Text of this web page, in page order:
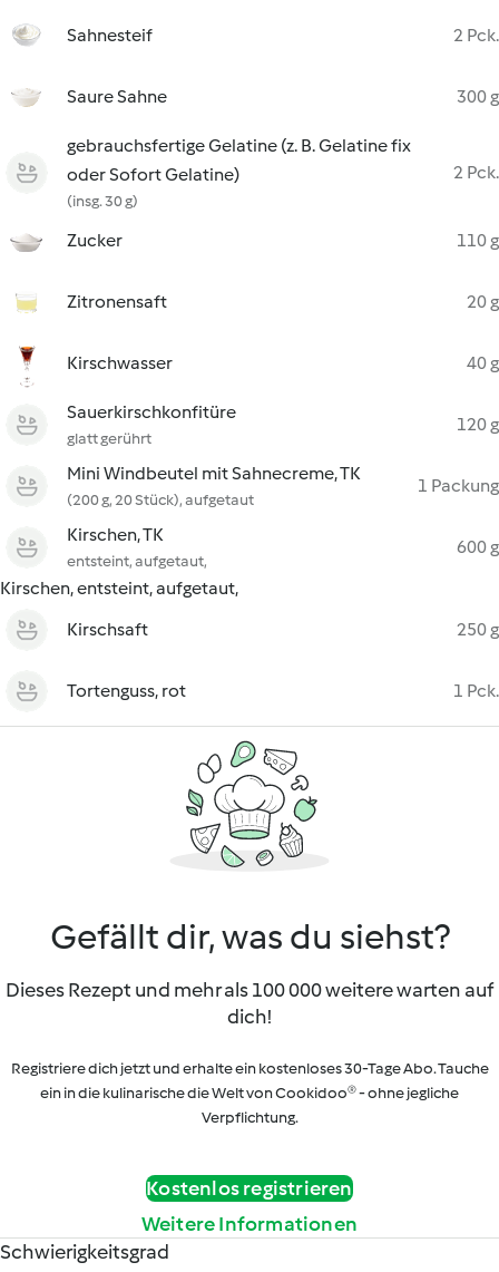
Sahnesteif 2 Pck.
Saure Sahne 300 g
gebrauchsfertige Gelatine (z. B. Gelatine fix
oder Sofort Gelatine)
(insg. 30 g)
2 Pck.
Zucker 110 g
Zitronensaft 20 g
Kirschwasser 40 g
Sauerkirschkonfitüre
glatt gerührt
120 g
Mini Windbeutel mit Sahnecreme, TK
(200 g, 20 Stück), aufgetaut
1 Packung
Kirschen, TK
entsteint, aufgetaut,
600 g
Kirschen, entsteint, aufgetaut,
Kirschsaft
250 g
Tortenguss, rot 1 Pck.
Gefällt dir, was du siehst?
Dieses Rezept und mehr als 100 000 weitere warten auf
dich!
Registriere dich jetzt und erhalte ein kostenloses 30-Tage Abo. Tauche
ein in die kulinarische die Welt von Cookidoo® - ohne jegliche
Verpflichtung.
Kostenlos registrieren
Weitere Informationen
Schwierigkeitsgrad